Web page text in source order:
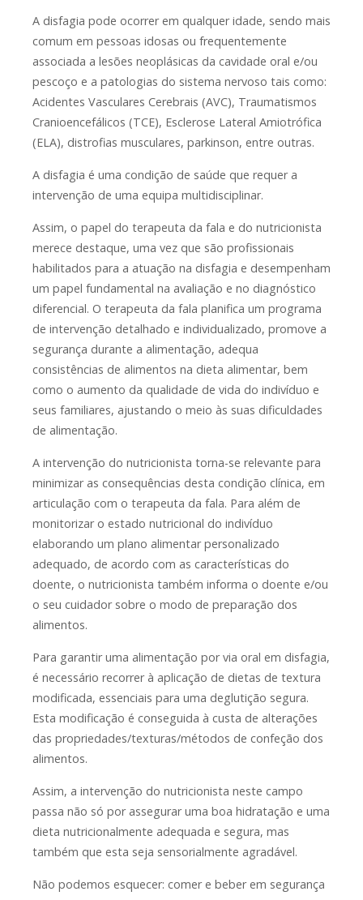
A disfagia pode ocorrer em qualquer idade, sendo mais
comum em pessoas idosas ou frequentemente
associada a lesões neoplásicas da cavidade oral e/ou
pescoço e a patologias do sistema nervoso tais como:
Acidentes Vasculares Cerebrais (AVC), Traumatismos
Cranioencefálicos (TCE), Esclerose Lateral Amiotrófica
(ELA), distrofias musculares, parkinson, entre outras.
A disfagia é uma condição de saúde que requer a
intervenção de uma equipa multidisciplinar.
Assim, o papel do terapeuta da fala e do nutricionista
merece destaque, uma vez que são profissionais
habilitados para a atuação na disfagia e desempenham
um papel fundamental na avaliação e no diagnóstico
diferencial. O terapeuta da fala planifica um programa
de intervenção detalhado e individualizado, promove a
segurança durante a alimentação, adequa
consistências de alimentos na dieta alimentar, bem
como o aumento da qualidade de vida do indivíduo e
seus familiares, ajustando o meio às suas dificuldades
de alimentação.
A intervenção do nutricionista torna-se relevante para
minimizar as consequências desta condição clínica, em
articulação com o terapeuta da fala. Para além de
monitorizar o estado nutricional do indivíduo
elaborando um plano alimentar personalizado
adequado, de acordo com as características do
doente, o nutricionista também informa o doente e/ou
o seu cuidador sobre o modo de preparação dos
alimentos.
Para garantir uma alimentação por via oral em disfagia,
é necessário recorrer à aplicação de dietas de textura
modificada, essenciais para uma deglutição segura.
Esta modificação é conseguida à custa de alterações
das propriedades/texturas/métodos de confeção dos
alimentos.
Assim, a intervenção do nutricionista neste campo
passa não só por assegurar uma boa hidratação e uma
dieta nutricionalmente adequada e segura, mas
também que esta seja sensorialmente agradável.
Não podemos esquecer: comer e beber em segurança